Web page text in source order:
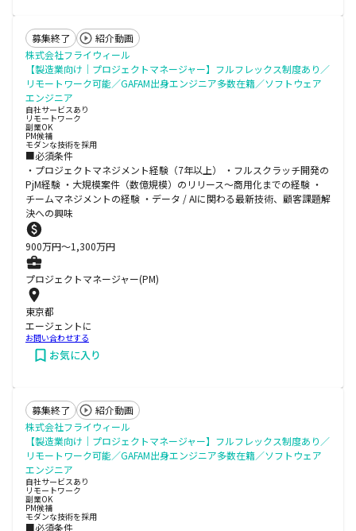
募集終了
紹介動画
株式会社フライウィール
【製造業向け｜プロジェクトマネージャー】フルフレックス制度あり／
リモートワーク可能／GAFAM出身エンジニア多数在籍／ソフトウェア
エンジニア
自社サービスあり
リモートワーク
副業OK
PM候補
モダンな技術を採用
■必須条件
・プロジェクトマネジメント経験（7年以上） ・フルスクラッチ開発の
PjM経験 ・大規模案件（数億規模）のリリース～商用化までの経験 ・
チームマネジメントの経験 ・データ / AIに関わる最新技術、顧客課題解
決への興味
900万円〜1,300万円
プロジェクトマネージャー(PM)
東京都
エージェントに
お問い合わせする
お気に入り
募集終了
紹介動画
株式会社フライウィール
【製造業向け｜プロジェクトマネージャー】フルフレックス制度あり／
リモートワーク可能／GAFAM出身エンジニア多数在籍／ソフトウェア
エンジニア
自社サービスあり
リモートワーク
副業OK
PM候補
モダンな技術を採用
■必須条件